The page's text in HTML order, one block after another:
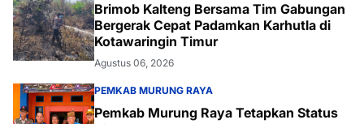
Brimob Kalteng Bersama Tim Gabungan
Bergerak Cepat Padamkan Karhutla di
Kotawaringin Timur
Agustus 06, 2026
PEMKAB MURUNG RAYA
Pemkab Murung Raya Tetapkan Status